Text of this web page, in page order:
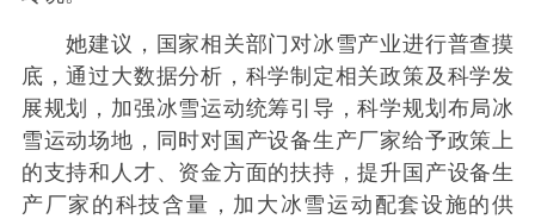
她建议，国家相关部门对冰雪产业进行普查摸
底，通过大数据分析，科学制定相关政策及科学发
展规划，加强冰雪运动统筹引导，科学规划布局冰
雪运动场地，同时对国产设备生产厂家给予政策上
的支持和人才、资金方面的扶持，提升国产设备生
产厂家的科技含量，加大冰雪运动配套设施的供